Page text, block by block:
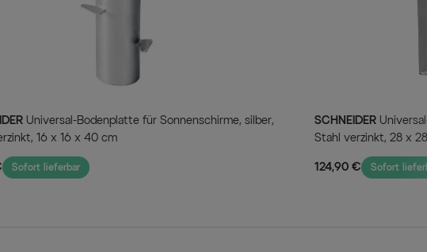
1x Sonnenschirm Rhodos ca. 300 x 300 cm in anthrazit
1x Plattenständer für Wegplatten 50 x 50 cm
1x lichtundurchlässige Schutzhülle in grau mit
Hinweis: wir bitten um Beachtung, dass dieser Schirm
anderen mobilen Schirmständern aus unserem
16 x 16 x 40 cm
Sofort lieferbar
SCHNEIDERUniversal-Bodenanker für Sonnenschirme, silber,
Stahl verzinkt, 28 x
124,90 € Sofort